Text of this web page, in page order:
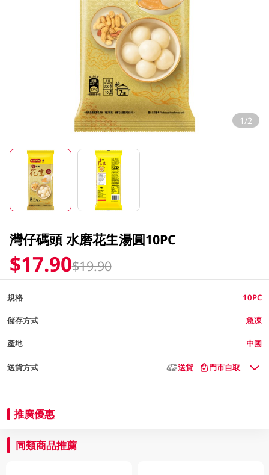
1/2
灣仔碼頭 水磨花生湯圓10PC
$17.90$19.90
規格 10PC
儲存方式 急凍
產地 中國
送貨方式 送貨 門市自取
推廣優惠
同類商品推薦